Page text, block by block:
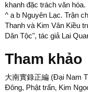
khanh đặc trách văn hóa.
^ a b Nguyên Lạc. Trận
Thanh và Kim Vân Kiều
Dân Tộc", tác giả Lai
Tham khảo
大南實錄正編 (Đại Nam
Đông, Phật trấn, Kim